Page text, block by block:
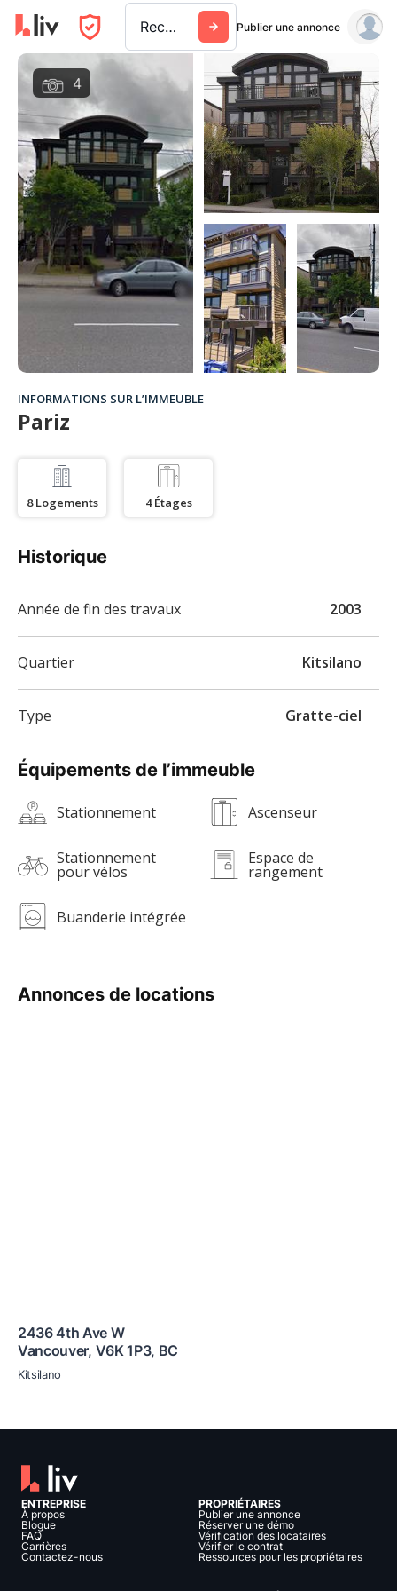
Rechercher une ville, un immeuble ou une entreprise Publier une annonce
4
INFORMATIONS SUR L’IMMEUBLE
Pariz
8 Logements 4 Étages
Équipements de l’immeuble
Stationnement Ascenseur
Stationnement
pour vélos
Espace de
rangement
Buanderie intégrée
Annonces de locations
Historique
Année de fin des travaux 2003
Quartier Kitsilano
Type Gratte-ciel
2436 4th Ave W
Vancouver, V6K 1P3, BC
Kitsilano
ENTREPRISE
À propos
Blogue
FAQ
Carrières
Contactez-nous
PROPRIÉTAIRES
Publier une annonce
Réserver une démo
Vérification des locataires
Vérifier le contrat
Ressources pour les propriétaires